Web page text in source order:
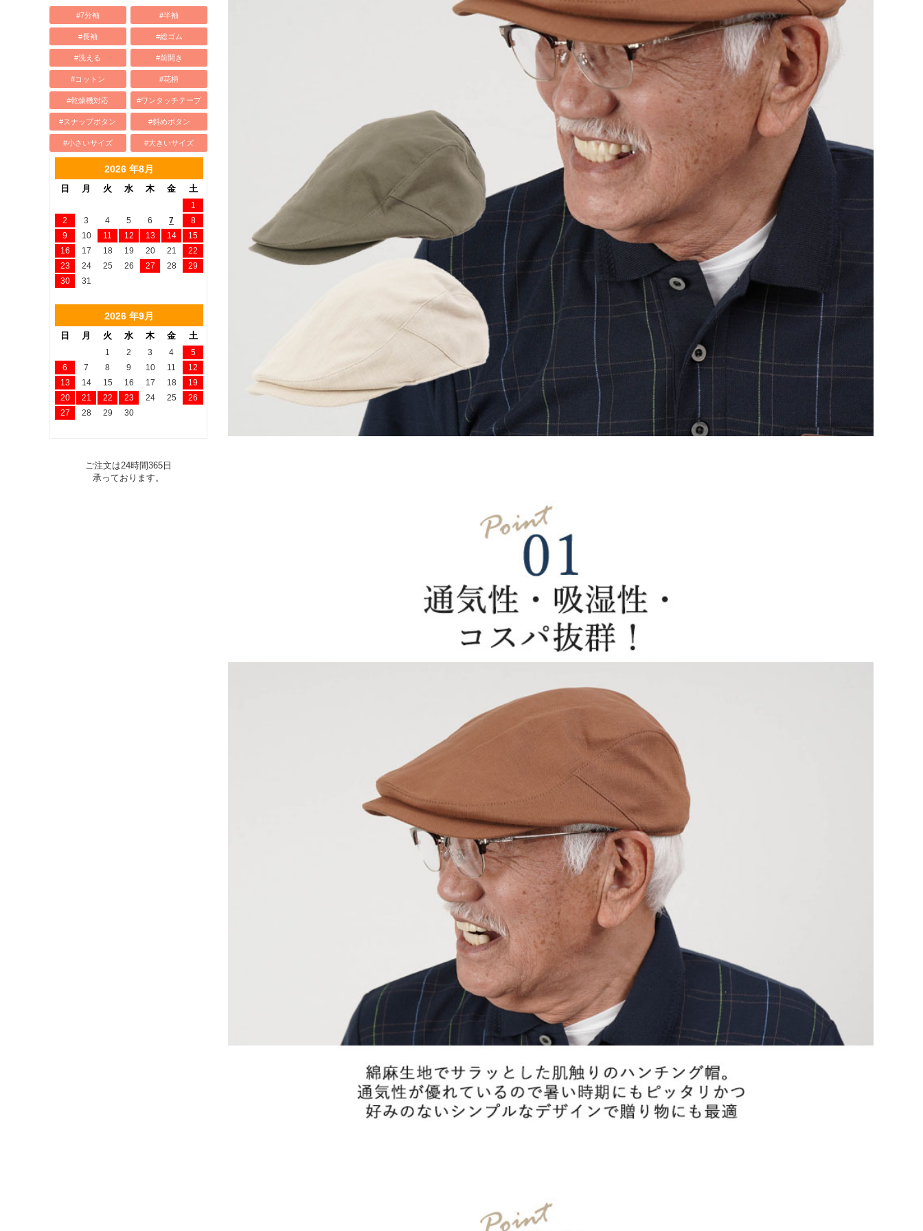
#7分袖 #半袖
#長袖 #総ゴム
#洗える #前開き
#コットン #花柄
#乾燥機対応 #ワンタッチテープ
#スナップボタン #斜めボタン
#小さいサイズ #大きいサイズ
2026 年8月
日 月 火 水 木 金 土
1
2
3 4 5 6 7
8
9
10 11 12 13 14
15
16
17 18 19 20 21
22
23
24 25 26 27 28
29
30
31
2026 年9月
日 月 火 水 木 金 土
1 2 3 4
5
6
7 8 9 10 11
12
13
14 15 16 17 18
19
20
21 22 23 24 25
26
27
28 29 30
ご注文は24時間365日
承っております。